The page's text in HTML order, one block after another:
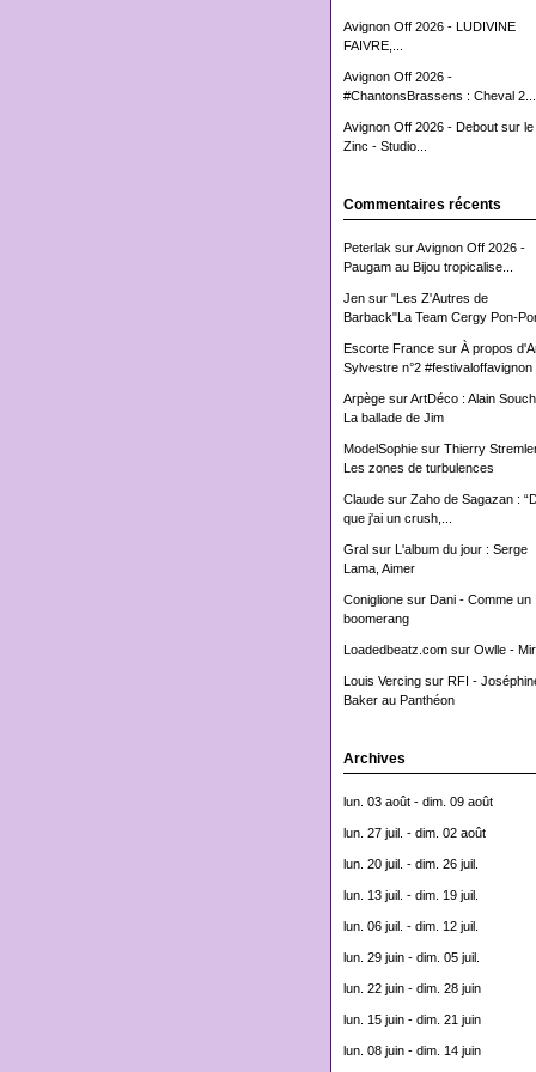
Avignon Off 2026 - LUDIVINE
FAIVRE,...
Avignon Off 2026 -
#ChantonsBrassens : Cheval 2...
Avignon Off 2026 - Debout sur le
Zinc - Studio...
Commentaires récents
Peterlak surAvignon Off 2026 -
Paugam au Bijou tropicalise...
Jensur "Les Z'Autres de
Barback"La Team Cergy Pon-
Escorte Francesur À propos
Sylvestre n°2 #festivaloffavignon
ArpègesurArtDéco : Alain
La ballade de Jim
ModelSophiesur Thierry
Les zones de turbulences
Claudesur Zaho de Sagazan :
que j'ai un crush,...
Gralsur L'album du jour : Serge
Lama, Aimer
Coniglionesur Dani - Comme un
boomerang
Loadedbeatz.comsur Owlle -
Louis Vercingsur RFI -
Baker au Panthéon
Archives
lun. 03 août - dim. 09 août
lun. 27 juil. - dim. 02 août
lun. 20 juil. - dim. 26 juil.
lun. 13 juil. - dim. 19 juil.
lun. 06 juil. - dim. 12 juil.
lun. 29 juin - dim. 05 juil.
lun. 22 juin - dim. 28 juin
lun. 15 juin - dim. 21 juin
lun. 08 juin - dim. 14 juin